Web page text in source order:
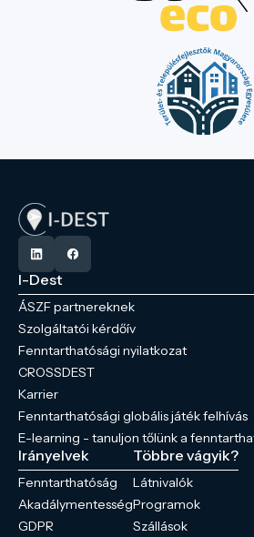
I-Dest
ÁSZF partnereknek
Szolgáltatói kérdőív
Fenntarthatósági nyilatkozat
CROSSDEST
Karrier
Fenntarthatósági globális játék felhívás
E-learning - tanuljon tőlünk a
Irányelvek
Fenntarthatóság
Akadálymentesség
GDPR
Többre vágyik?
Látnivalók
Programok
Szállások